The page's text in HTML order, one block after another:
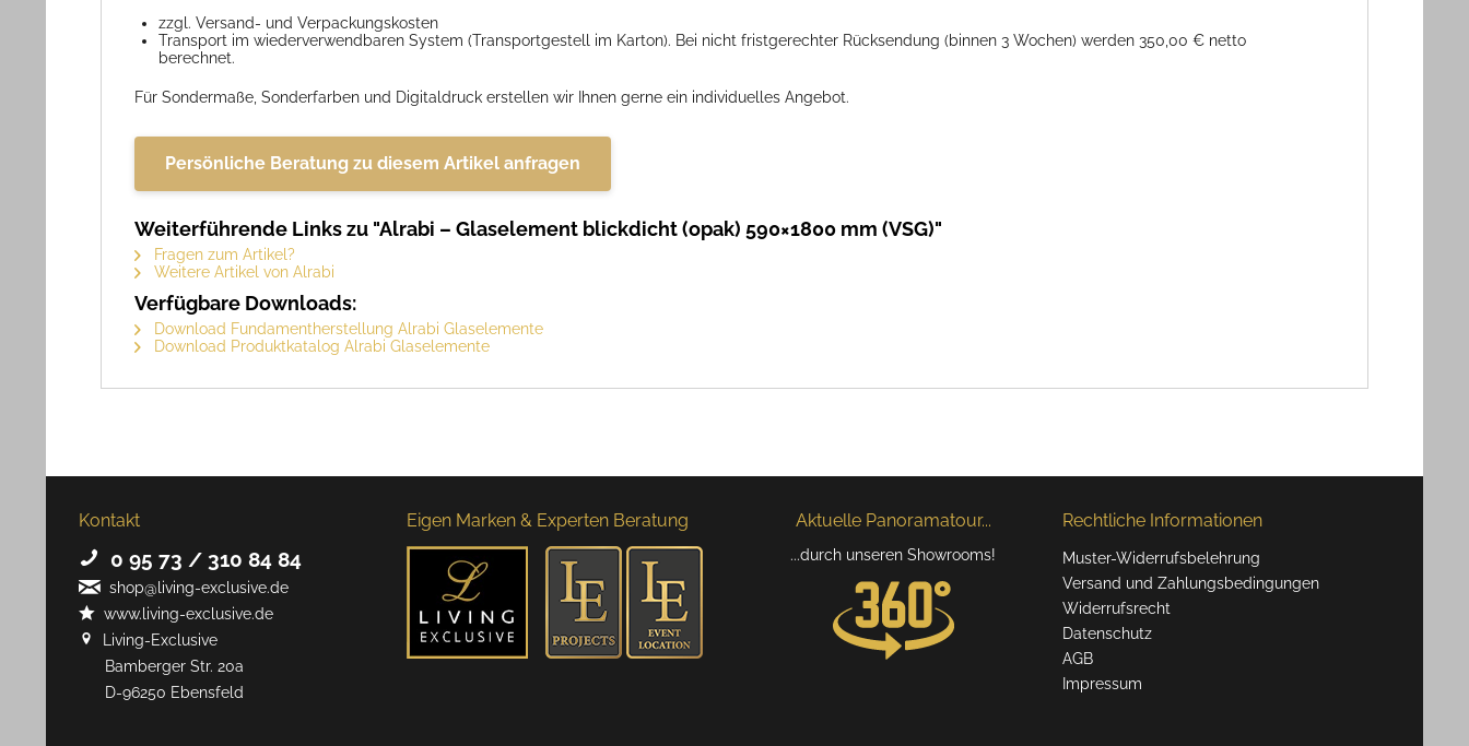
zzgl. Versand- und Verpackungskosten
Transport im wiederverwendbaren System (Transportgestell im Karton). Bei nicht fristgerechter Rücksendung (binnen 3 Wochen) werden 350,00 € netto
berechnet.
Für Sondermaße, Sonderfarben und Digitaldruck erstellen wir Ihnen gerne ein individuelles Angebot.
Persönliche Beratung zu diesem Artikel anfragen
Weiterführende Links zu "Alrabi – Glaselement blickdicht (opak) 590×1800 mm (VSG)"
Fragen zum Artikel?
Weitere Artikel von Alrabi
Verfügbare Downloads:
Download Fundamentherstellung Alrabi Glaselemente
Download Produktkatalog Alrabi Glaselemente
Kontakt
0 95 73 / 310 84 84
shop@living-exclusive.de
www.living-exclusive.de
Living-Exclusive
Bamberger Str. 20a
D-96250 Ebensfeld
Eigen Marken & Experten Beratung Aktuelle Panoramatour...
...durch unseren Showrooms!
Rechtliche Informationen
Muster-Widerrufsbelehrung
Versand und Zahlungsbedingungen
Widerrufsrecht
Datenschutz
AGB
Impressum